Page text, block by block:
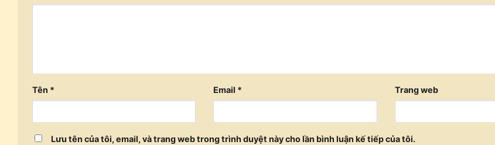
Tên * Email * Trang web
Lưu tên của tôi, email, và trang web trong trình duyệt này cho lần bình luận kế tiếp của tôi.